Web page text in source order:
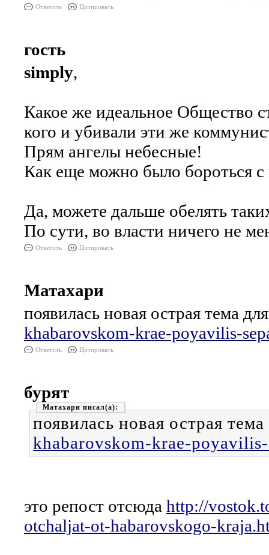
Ответить Цитировать
гость
simply,
Какое же идеальное Общество
кого и убивали эти же
Прям ангелы небесные!
Как еще можно было бороться
Да, можете дальше обелять
По сути, во власти ничего не
Ответить Цитировать
Матахари
появилась новая острая тема
khabarovskom-krae-poyavilis-
Ответить Цитировать
бурят
Матахари
появилась новая острая
khabarovskom-krae-
это репост отсюда http://
otchaljat-ot-habarovskogo-